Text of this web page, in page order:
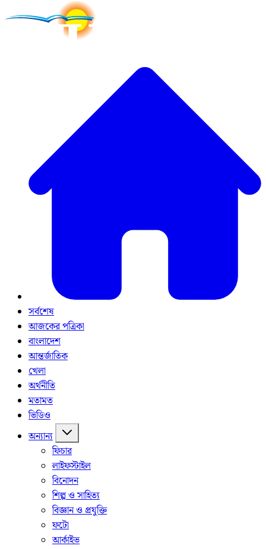
সর্বশেষ
আজকের পত্রিকা
বাংলাদেশ
আন্তর্জাতিক
খেলা
অর্থনীতি
মতামত
ভিডিও
অন্যান্য
ফিচার
লাইফস্টাইল
বিনোদন
শিল্প ও সাহিত্য
বিজ্ঞান ও প্রযুক্তি
ফটো
আর্কাইভ